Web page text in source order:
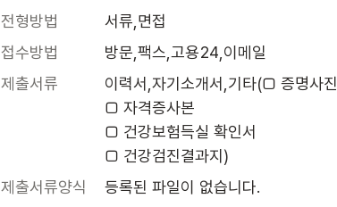
전형방법
서류,면접
접수방법
방문,팩스,고용24,이메일
제출서류
이력서,자기소개서,기타(□ 증명사진
□ 자격증사본
□ 건강보험득실 확인서
□ 건강검진결과지)
제출서류양식
등록된 파일이 없습니다.